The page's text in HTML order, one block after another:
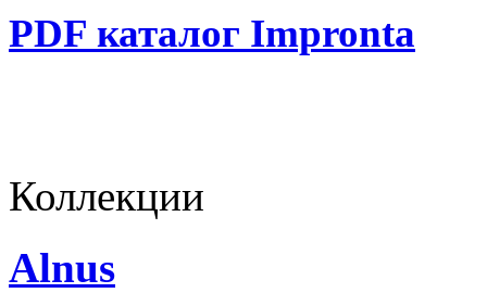
PDF каталог Impronta
Коллекции
Alnus